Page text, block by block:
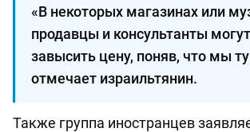
«В некоторых магазинах или
продавцы и консультанты
завысить цену, поняв, что мы
отмечает израильтянин.
Также группа иностранцев